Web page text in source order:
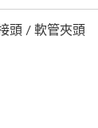
頭 / 軟管夾頭